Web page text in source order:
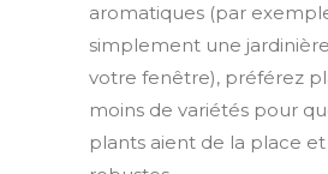
aromatiques (par
simplement une
votre fenêtre), préférez
moins de variétés pour
plants aient de la place